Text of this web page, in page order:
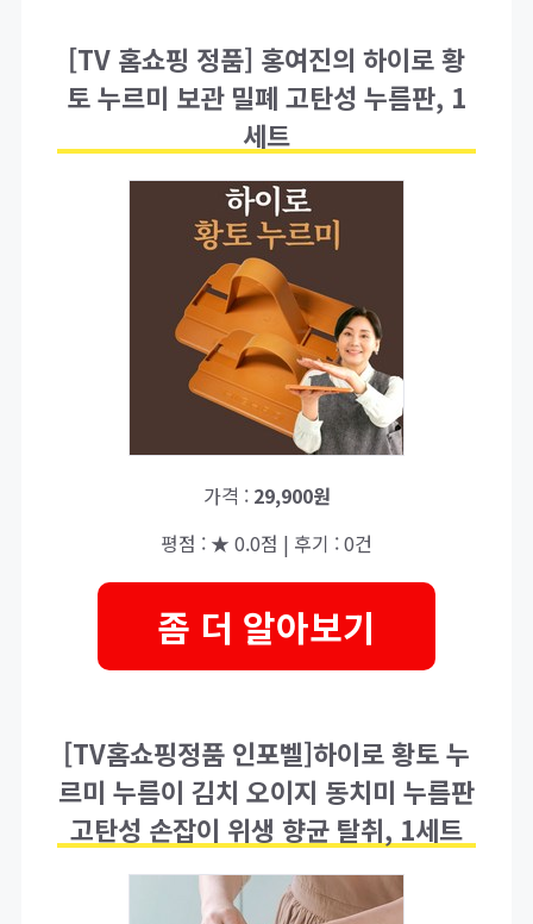
[TV 홈쇼핑 정품] 홍여진의 하이로 황
토 누르미 보관 밀폐 고탄성 누름판, 1
세트
가격 : 29,900원
평점 : ★ 0.0점 | 후기 : 0건
좀 더 알아보기
[TV홈쇼핑정품 인포벨]하이로 황토 누
르미 누름이 김치 오이지 동치미 누름판
고탄성 손잡이 위생 향균 탈취, 1세트